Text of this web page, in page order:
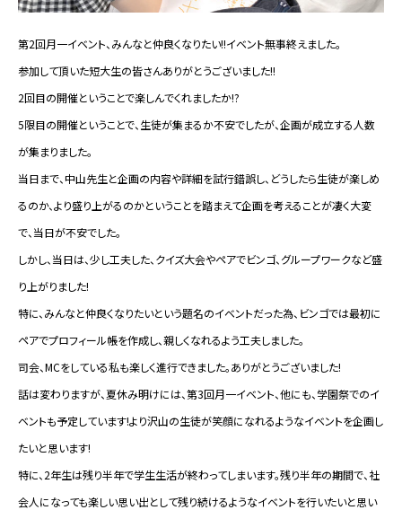
第2回月一イベント、みんなと仲良くなりたい!!イベント無事終えました。
参加して頂いた短大生の皆さんありがとうございました!!
2回目の開催ということで楽しんでくれましたか!?
5限目の開催ということで、生徒が集まるか不安でしたが、企画が成立する人数
が集まりました。
当日まで、中山先生と企画の内容や詳細を試行錯誤し、どうしたら生徒が楽しめ
るのか、より盛り上がるのかということを踏まえて企画を考えることが凄く大変
で、当日が不安でした。
しかし、当日は、少し工夫した、クイズ大会やペアでビンゴ、グループワークなど盛
り上がりました!
特に、みんなと仲良くなりたいという題名のイベントだった為、ビンゴでは最初に
ペアでプロフィール帳を作成し、親しくなれるよう工夫しました。
司会、MCをしている私も楽しく進行できました。ありがとうございました!
話は変わりますが、夏休み明けには、第3回月一イベント、他にも、学園祭でのイ
ベントも予定しています!より沢山の生徒が笑顔になれるようなイベントを企画し
たいと思います!
特に、2年生は残り半年で学生生活が終わってしまいます。残り半年の期間で、社
会人になっても楽しい思い出として残り続けるようなイベントを行いたいと思い